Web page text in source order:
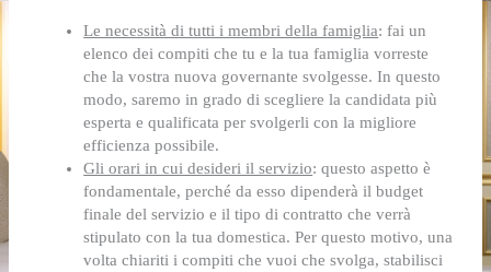
Le necessità di tutti i membri della famiglia: fai un
elenco dei compiti che tu e la tua famiglia vorreste
che la vostra nuova governante svolgesse. In questo
modo, saremo in grado di scegliere la candidata più
esperta e qualificata per svolgerli con la migliore
efficienza possibile.
Gli orari in cui desideri il servizio: questo aspetto è
fondamentale, perché da esso dipenderà il budget
finale del servizio e il tipo di contratto che verrà
stipulato con la tua domestica. Per questo motivo, una
volta chiariti i compiti che vuoi che svolga, stabilisci